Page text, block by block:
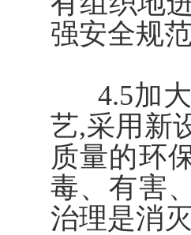
强安全规
4.5加大
艺,采用新
质量的环
毒、有害
治理是消